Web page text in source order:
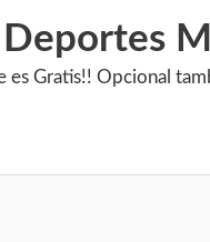
es Gratis!! Opcional